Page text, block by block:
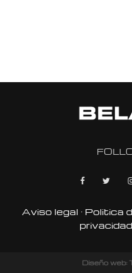
Aviso legal · Politica
Diseño web: